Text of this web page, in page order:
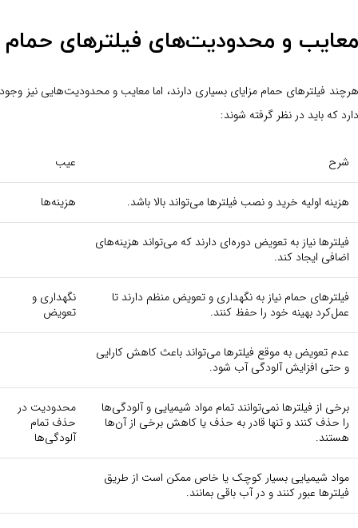
معایب و محدودیت‌های فیلترهای حمام
هرچند فیلترهای حمام مزایای بسیاری دارند، اما معایب و محدودیت‌هایی نیز وجود
دارد که باید در نظر گرفته شوند:
شرح عیب
هزینه اولیه خرید و نصب فیلترها می‌تواند بالا باشد. هزینه‌ها
فیلترها نیاز به تعویض دوره‌ای دارند که می‌تواند هزینه‌های
اضافی ایجاد کند.
فیلترهای حمام نیاز به نگهداری و تعویض منظم دارند تا
عمل‌کرد بهینه خود را حفظ کنند.
نگهداری و
تعویض
عدم تعویض به موقع فیلترها می‌تواند باعث کاهش کارایی
و حتی افزایش آلودگی آب شود.
برخی از فیلترها نمی‌توانند تمام مواد شیمیایی و آلودگی‌ها
را حذف کنند و تنها قادر به حذف یا کاهش برخی از آن‌ها
هستند.
محدودیت در
حذف تمام
آلودگی‌ها
مواد شیمیایی بسیار کوچک یا خاص ممکن است از طریق
فیلترها عبور کنند و در آب باقی بمانند.